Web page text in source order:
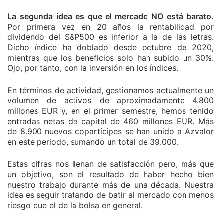
La segunda idea es que el mercado NO está barato.
Por primera vez en 20 años la rentabilidad por
dividendo del S&P500 es inferior a la de las letras.
Dicho índice ha doblado desde octubre de 2020,
mientras que los beneficios solo han subido un 30%.
Ojo, por tanto, con la inversión en los índices.
En términos de actividad, gestionamos actualmente un
volumen de activos de aproximadamente 4.800
millones EUR y, en el primer semestre, hemos tenido
entradas netas de capital de 460 millones EUR. Más
de 8.900 nuevos copartícipes se han unido a Azvalor
en este periodo, sumando un total de 39.000.
Estas cifras nos llenan de satisfacción pero, más que
un objetivo, son el resultado de haber hecho bien
nuestro trabajo durante más de una década. Nuestra
idea es seguir tratando de batir al mercado con menos
riesgo que el de la bolsa en general.